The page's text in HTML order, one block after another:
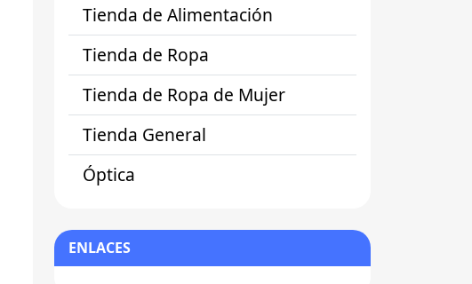
Tienda de Alimentación
Tienda de Ropa
Tienda de Ropa de Mujer
Tienda General
Óptica
ENLACES